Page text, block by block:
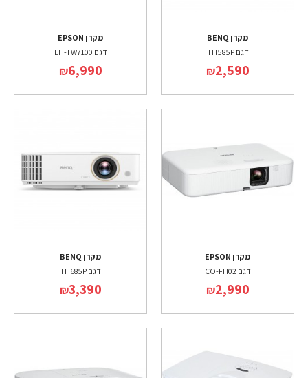
מקרן BENQ
דגם TH585P
₪2,590
מקרן EPSON
דגם EH-TW7100
₪6,990
מקרן EPSON
דגם CO-FH02
₪2,990
מקרן BENQ
דגם TH685P
₪3,390